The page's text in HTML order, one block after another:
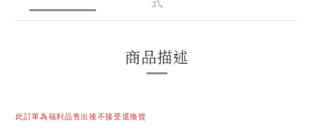
商品描述
此訂單為福利品售出後不接受退換貨